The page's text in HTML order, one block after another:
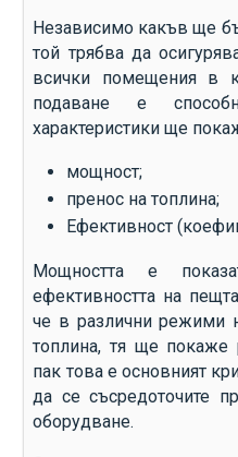
Независимо какъв ще
той трябва да
всички помещения в
подаване е
характеристики ще
мощност;
пренос на топлина;
Ефективност
Мощността е
ефективността на
че в различни режими
топлина, тя ще
пак това е основният
да се съсредоточите
оборудване.